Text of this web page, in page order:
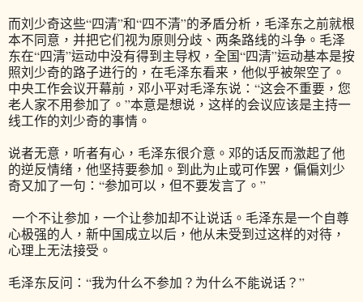
而刘少奇这些“四清”和“四不清”的矛盾分析，毛泽东之前就根
本不同意，并把它们视为原则分歧、两条路线的斗争。毛泽
东在“四清”运动中没有得到主导权，全国“四清”运动基本是按
照刘少奇的路子进行的，在毛泽东看来，他似乎被架空了。
中央工作会议开幕前，邓小平对毛泽东说：“这会不重要，您
老人家不用参加了。”本意是想说，这样的会议应该是主持一
线工作的刘少奇的事情。
说者无意，听者有心，毛泽东很介意。邓的话反而激起了他
的逆反情绪，他坚持要参加。到此为止或可作罢，偏偏刘少
奇又加了一句：“参加可以，但不要发言了。”
一个不让参加，一个让参加却不让说话。毛泽东是一个自尊
心极强的人，新中国成立以后，他从未受到过这样的对待，
心理上无法接受。
毛泽东反问：“我为什么不参加？为什么不能说话？”